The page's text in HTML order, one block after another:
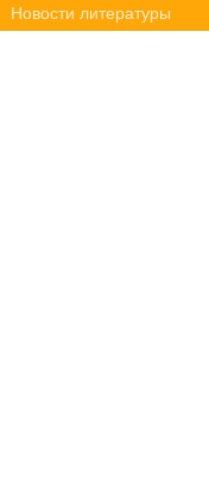
Новости литературы